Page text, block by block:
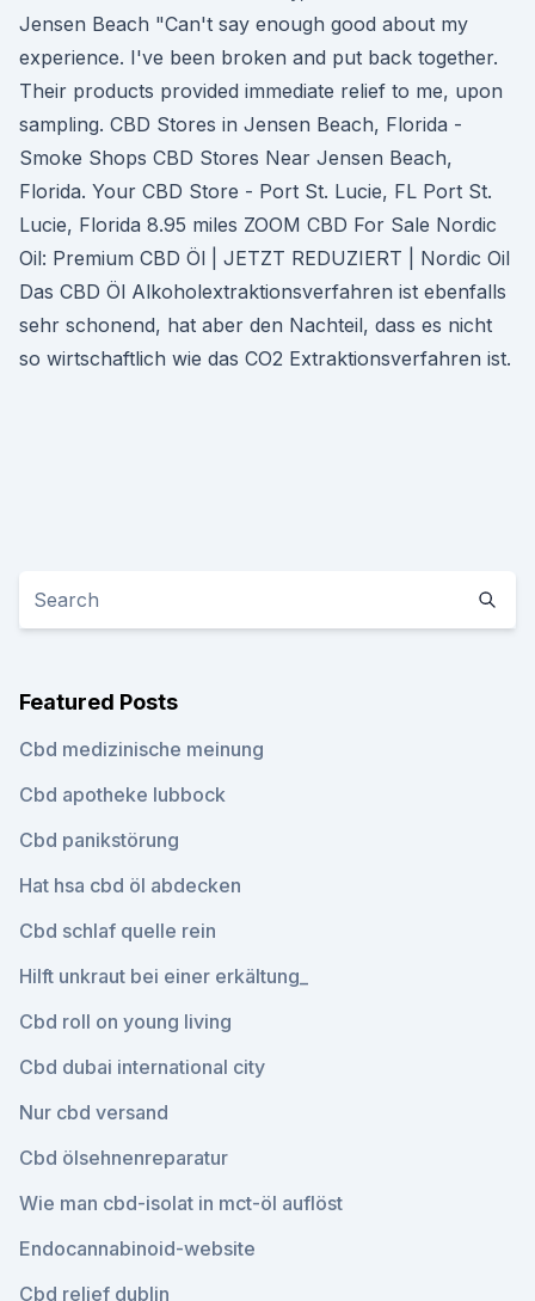
Jensen Beach "Can't say enough good about my
experience. I've been broken and put back together.
Their products provided immediate relief to me, upon
sampling. CBD Stores in Jensen Beach, Florida -
Smoke Shops CBD Stores Near Jensen Beach,
Florida. Your CBD Store - Port St. Lucie, FL Port St.
Lucie, Florida 8.95 miles ZOOM CBD For Sale Nordic
Oil: Premium CBD Öl | JETZT REDUZIERT | Nordic Oil
Das CBD Öl Alkoholextraktionsverfahren ist ebenfalls
sehr schonend, hat aber den Nachteil, dass es nicht
so wirtschaftlich wie das CO2 Extraktionsverfahren ist.
Featured Posts
Cbd medizinische meinung
Cbd apotheke lubbock
Cbd panikstörung
Hat hsa cbd öl abdecken
Cbd schlaf quelle rein
Hilft unkraut bei einer erkältung_
Cbd roll on young living
Cbd dubai international city
Nur cbd versand
Cbd ölsehnenreparatur
Wie man cbd-isolat in mct-öl auflöst
Endocannabinoid-website
Cbd relief dublin